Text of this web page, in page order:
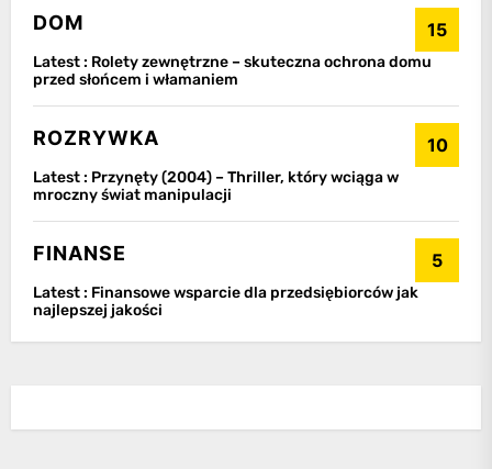
DOM 15
Latest : Rolety zewnętrzne – skuteczna ochrona domu
przed słońcem i włamaniem
ROZRYWKA 10
Latest : Przynęty (2004) – Thriller, który wciąga w
mroczny świat manipulacji
FINANSE 5
Latest : Finansowe wsparcie dla przedsiębiorców jak
najlepszej jakości